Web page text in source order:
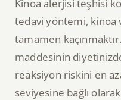
Kinoa alerjisi teşhisi
tedavi yöntemi, kinoa
tamamen
maddesinin
reaksiyon riskini en
seviyesine bağlı